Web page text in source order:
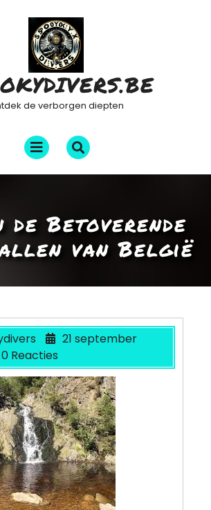
de verborgen diepten
Menu
openen
de Betoverende
van België
21 september
0 Reacties